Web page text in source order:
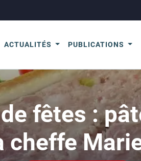
ACTUALITÉS PUBLICATIONS
fêtes :
cheffe